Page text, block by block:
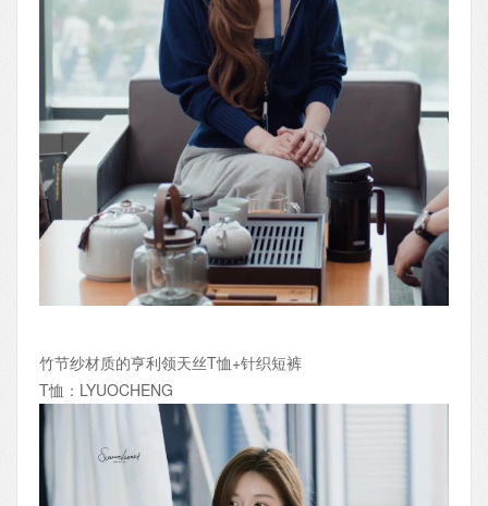
竹节纱材质的亨利领天丝T恤+针织短裤
T恤：LYUOCHENG